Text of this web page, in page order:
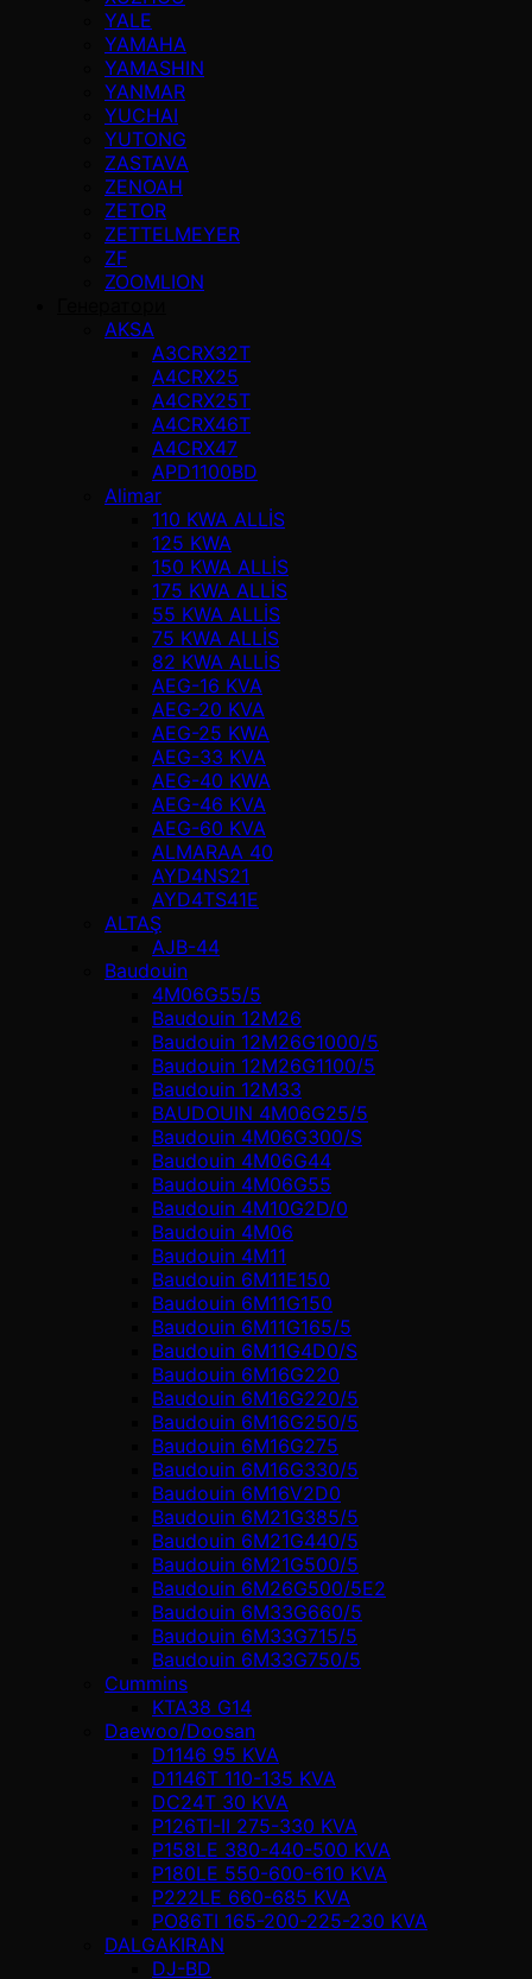
YALE
YAMAHA
YAMASHIN
YANMAR
YUCHAI
YUTONG
ZASTAVA
ZENOAH
ZETOR
ZETTELMEYER
ZF
ZOOMLION
AKSA
A3CRX32T
A4CRX25
A4CRX25T
A4CRX46T
A4CRX47
APD1100BD
Alimar
110 KWA ALLİS
125 KWA
150 KWA ALLİS
175 KWA ALLİS
55 KWA ALLİS
75 KWA ALLİS
82 KWA ALLİS
AEG-16 KVA
AEG-20 KVA
AEG-25 KWA
AEG-33 KVA
AEG-40 KWA
AEG-46 KVA
AEG-60 KVA
ALMARAA 40
AYD4NS21
AYD4TS41E
ALTAŞ
AJB-44
Baudouin
4M06G55/5
Baudouin 12M26
Baudouin 12M26G1000/5
Baudouin 12M26G1100/5
Baudouin 12M33
BAUDOUIN 4M06G25/5
Baudouin 4M06G300/S
Baudouin 4M06G44
Baudouin 4M06G55
Baudouin 4M10G2D/0
Baudouin 4М06
Baudouin 4М11
Baudouin 6M11E150
Baudouin 6M11G150
Baudouin 6M11G165/5
Baudouin 6M11G4D0/S
Baudouin 6M16G220
Baudouin 6M16G220/5
Baudouin 6M16G250/5
Baudouin 6M16G275
Baudouin 6M16G330/5
Baudouin 6M16V2D0
Baudouin 6M21G385/5
Baudouin 6M21G440/5
Baudouin 6M21G500/5
Baudouin 6M26G500/5E2
Baudouin 6M33G660/5
Baudouin 6M33G715/5
Baudouin 6M33G750/5
Cummins
KTA38 G14
Daewoo/Doosan
D1146 95 KVA
D1146T 110-135 KVA
DC24T 30 KVA
P126TI-II 275-330 KVA
P158LE 380-440-500 KVA
P180LE 550-600-610 KVA
P222LE 660-685 KVA
PO86TI 165-200-225-230 KVA
DALGAKIRAN
DJ-BD